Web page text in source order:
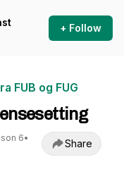
+ Follow
FUB og FUG
6•
Share